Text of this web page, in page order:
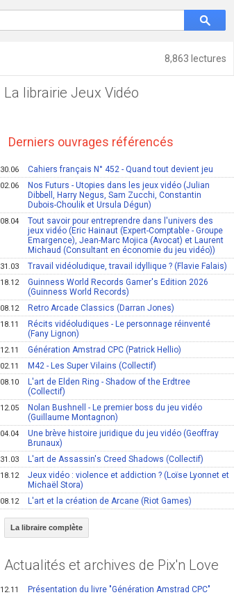
8,863 lectures
La librairie Jeux Vidéo
Derniers ouvrages référencés
30.06 Cahiers français N° 452 - Quand tout devient jeu
02.06
Nos Futurs - Utopies dans les jeux vidéo (Julian
Dibbell, Harry Negus, Sam Zucchi, Constantin
Dubois-Choulik et Ursula Dégun)
08.04
Tout savoir pour entreprendre dans l'univers des
jeux vidéo (Eric Hainaut (Expert-Comptable - Groupe
Emargence), Jean-Marc Mojica (Avocat) et Laurent
Michaud (Consultant en économie du jeu vidéo))
31.03 Travail vidéoludique, travail idyllique ? (Flavie Falais)
18.12
Guinness World Records Gamer's Edition 2026
(Guinness World Records)
08.12 Retro Arcade Classics (Darran Jones)
18.11
Récits vidéoludiques - Le personnage réinventé
(Fany Lignon)
12.11 Génération Amstrad CPC (Patrick Hellio)
02.11 M42 - Les Super Vilains (Collectif)
08.10
L'art de Elden Ring - Shadow of the Erdtree
(Collectif)
12.05
Nolan Bushnell - Le premier boss du jeu vidéo
(Guillaume Montagnon)
04.04
Une brève histoire juridique du jeu vidéo (Geoffray
Brunaux)
31.03 L'art de Assassin's Creed Shadows (Collectif)
18.12
Jeux vidéo : violence et addiction ? (Loïse Lyonnet et
Michaël Stora)
08.12 L'art et la création de Arcane (Riot Games)
La libraire complète
Actualités et archives de Pix'n Love
12.11 Présentation du livre "Génération Amstrad CPC"